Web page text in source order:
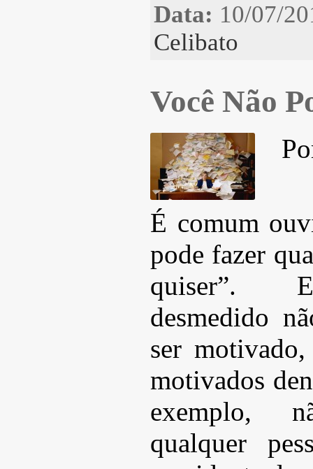
Data: 10/07/
Celibato
Você Não
É comum
pode fazer
quiser”.
desmedido
ser
motivados
exemplo,
qualquer